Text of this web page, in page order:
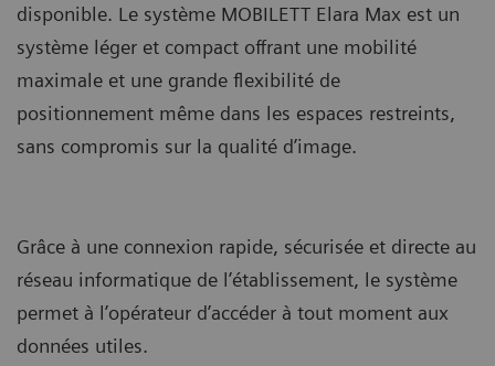
disponible. Le système MOBILETT Elara Max est un
système léger et compact offrant une mobilité
maximale et une grande flexibilité de
positionnement même dans les espaces restreints,
sans compromis sur la qualité d’image.
Grâce à une connexion rapide, sécurisée et directe au
réseau informatique de l’établissement, le système
permet à l’opérateur d’accéder à tout moment aux
données utiles.